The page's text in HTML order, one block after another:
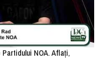
NOA. Aflați,